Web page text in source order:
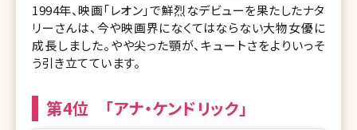
1994年、映画「レオン」で鮮烈なデビューを果たしたナタ
リーさんは、今や映画界になくてはならない大物女優に
成長しました。やや尖った顎が、キュートさをよりいっそ
う引き立てています。
第4位 「アナ・ケンドリック」